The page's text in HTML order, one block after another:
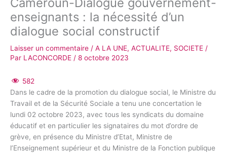
enseignants : la nécessité d’un
dialogue social constructif
Laisser un commentaire / A LA UNE, ACTUALITE, SOCIETE /
Par LACONCORDE / 8 octobre 2023
582
Dans le cadre de la promotion du dialogue social, le Ministre du
Travail et de la Sécurité Sociale a tenu une concertation le
lundi 02 octobre 2023, avec tous les syndicats du domaine
éducatif et en particulier les signataires du mot d’ordre de
grève, en présence du Ministre d’Etat, Ministre de
l’Enseignement supérieur et du Ministre de la Fonction publique